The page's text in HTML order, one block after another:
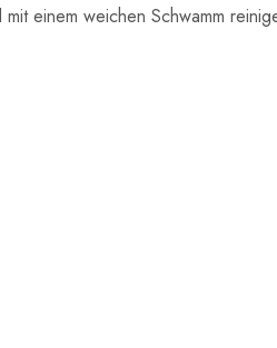
einem weichen Schwamm